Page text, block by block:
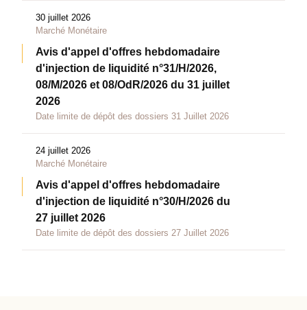
30 juillet 2026
Marché Monétaire
Avis d'appel d'offres hebdomadaire
d'injection de liquidité n°31/H/2026,
08/M/2026 et 08/OdR/2026 du 31 juillet
2026
Date limite de dépôt des dossiers 31 Juillet 2026
24 juillet 2026
Marché Monétaire
Avis d'appel d'offres hebdomadaire
d'injection de liquidité n°30/H/2026 du
27 juillet 2026
Date limite de dépôt des dossiers 27 Juillet 2026